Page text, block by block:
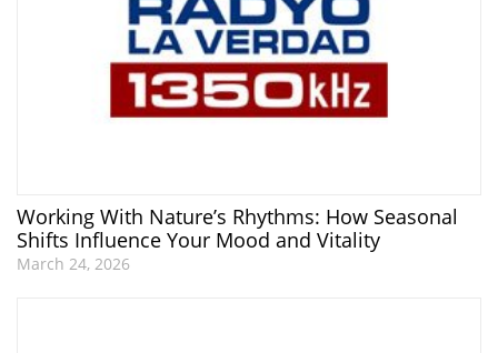
Working With Nature’s Rhythms: How Seasonal
Shifts Influence Your Mood and Vitality
March 24, 2026